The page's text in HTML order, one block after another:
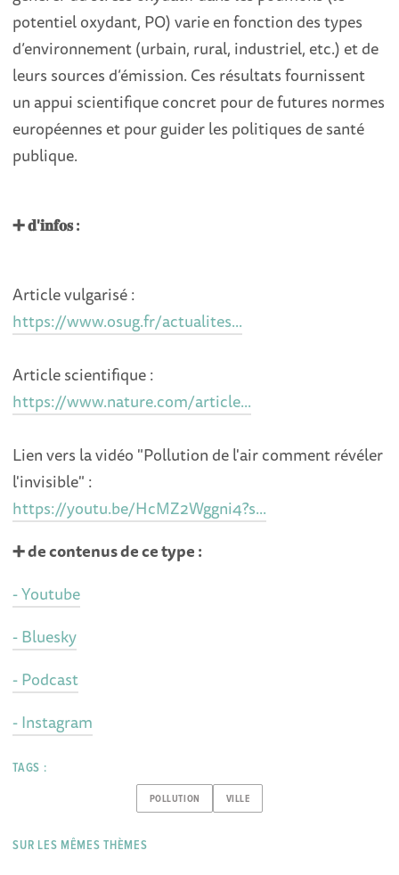
potentiel oxydant, PO) varie en fonction des types
d’environnement (urbain, rural, industriel, etc.) et de
leurs sources d’émission. Ces résultats fournissent
un appui scientifique concret pour de futures normes
européennes et pour guider les politiques de santé
publique.
➕ 𝐝'𝐢𝐧𝐟𝐨𝐬 :
Article vulgarisé :
https://www.osug.fr/actualites...
Article scientifique :
https://www.nature.com/article...
Lien vers la vidéo "Pollution de l'air comment révéler
l'invisible" :
https://youtu.be/HcMZ2Wggni4?s...
➕ de contenus de ce type :
- Youtube
- Bluesky
- Podcast
- Instagram
TAGS :
POLLUTION VILLE
SUR LES MÊMES THÈMES